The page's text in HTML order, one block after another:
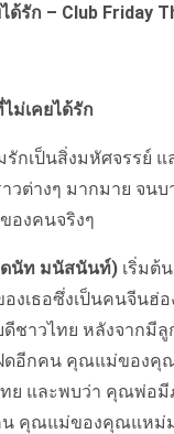
ด้รัก – Club Friday
ม่เคยได้รัก
เป็นสิ่งมหัศจรรย์ แ
วต่างๆ มากมาย จน
องคนจริงๆ
ท มนัสนันท์) เริ่มต้
งเธอซึ่งเป็นคนจีนฮ่อ
ชาวไทย หลังจากมี
ดอีกคน คุณแม่ของคุ
ย และพบว่า คุณพ่อมี
น คุณแม่ของคุณแหม่